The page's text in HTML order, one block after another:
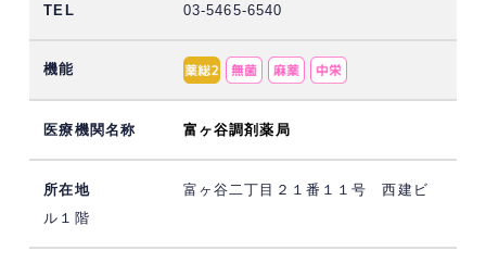
03-5465-6540
富ヶ谷調剤薬局
富ヶ谷二丁目２１番１１号 西建ビ
ル１階